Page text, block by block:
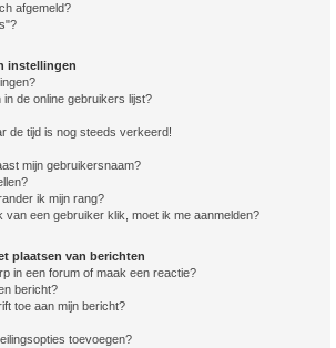
afgemeld?
instellingen
de online gebruikers lijst?
de tijd is nog steeds verkeerd!
mijn gebruikersnaam?
ik mijn rang?
van een gebruiker klik, moet ik me aanmelden?
plaatsen van berichten
in een forum of maak een reactie?
bericht?
toe aan mijn bericht?
toevoegen?